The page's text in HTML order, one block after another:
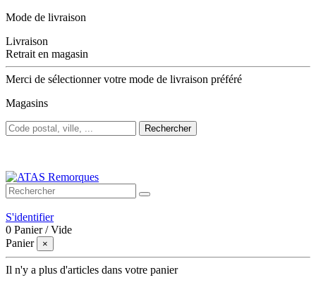
Mode de livraison
Livraison
Retrait en magasin
Merci de sélectionner votre mode de livraison préféré
Magasins
Rechercher
S'identifier
0 Panier /Vide
Panier
×
Il n'y a plus d'articles dans votre panier